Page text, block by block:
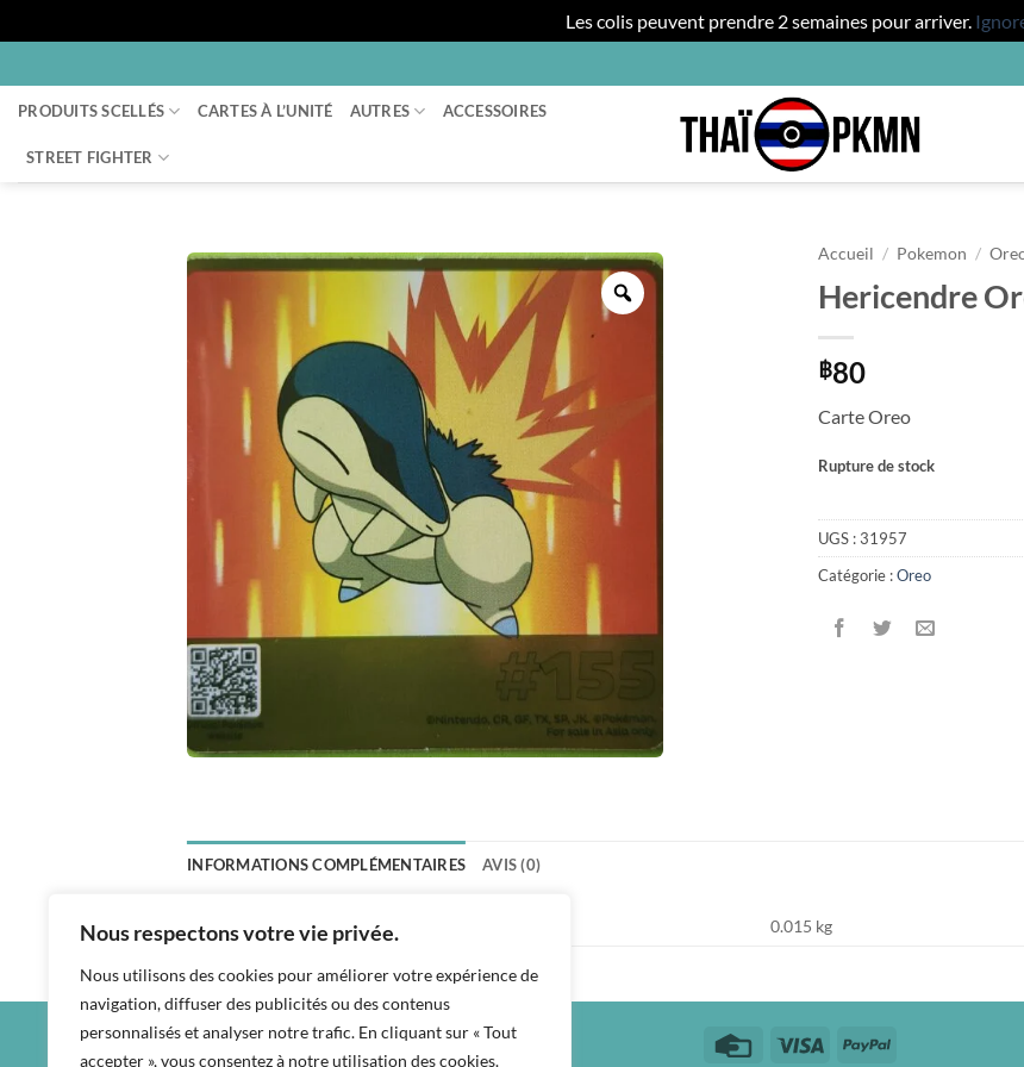
Nous respectons votre vie privée.
Nous utilisons des cookies pour améliorer votre expérience de
navigation, diffuser des publicités ou des contenus
personnalisés et analyser notre trafic. En cliquant sur « Tout
accepter », vous consentez à notre utilisation des cookies.
Les colis peuvent prendre 2 semaines pour arriver.
au
contenu
PRODUITS SCELLÉS CARTES À L’UNITÉ AUTRES ACCESSOIRES
STREET FIGHTER
Zoom
Accueil / Pokemon /
Hericendre
฿80
Carte Oreo
Rupture de stock
UGS :31957
Catégorie :Oreo
INFORMATIONS COMPLÉMENTAIRES AVIS (0)
POIDS 0.015 kg
Credit
Visa PayPal